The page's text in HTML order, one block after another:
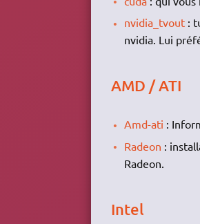
nvidia_tvout :
nvidia. Lui
AMD / ATI
Amd-ati :
Radeon :
Radeon.
Intel